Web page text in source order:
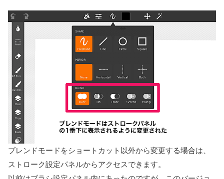
ブレンドモードをショートカット以外から変更する場合は、
ストローク設定パネルからアクセスできます。